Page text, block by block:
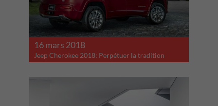
16 mars 2018
Jeep Cherokee 2018: Perpétuer la tradition